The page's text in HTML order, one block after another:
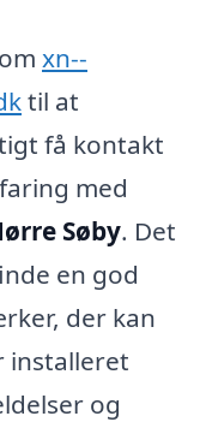
xn--
til at
få kontakt
med
Søby. Det
en god
der kan
installeret
og